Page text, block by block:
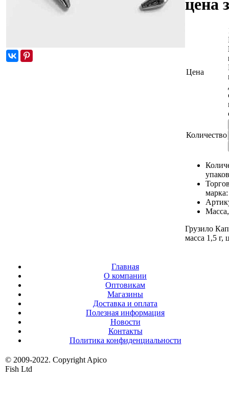
цена
Цена
Количество
Грузило
масса 1,5 г,
Главная
О компании
Оптовикам
Магазины
Доставка и оплата
Полезная информация
Новости
Контакты
Политика конфиденциальности
© 2009-2022. Copyright Apico
Fish Ltd